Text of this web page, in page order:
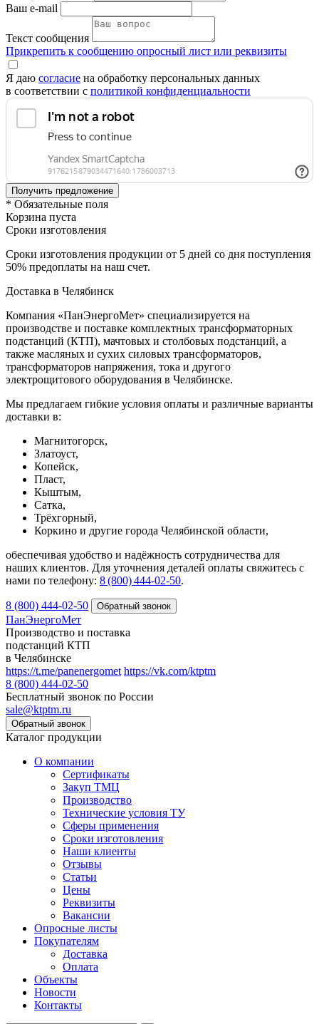
Ваш e-mail
Текст сообщения
Прикрепить к сообщению опросный лист или реквизиты
Я даю согласие на обработку персональных данных
в соответствии с политикой конфиденциальности
* Обязательные поля
Корзина пуста
Сроки изготовления
Сроки изготовления продукции от 5 дней со дня поступления
50% предоплаты на наш счет.
Доставка в Челябинск
Компания «ПанЭнергоМет» специализируется на
производстве и поставке комплектных трансформаторных
подстанций (КТП), мачтовых и столбовых подстанций, а
также масляных и сухих силовых трансформаторов,
трансформаторов напряжения, тока и другого
электрощитового оборудования в Челябинске.
Мы предлагаем гибкие условия оплаты и различные варианты
доставки в:
Магнитогорск,
Златоуст,
Копейск,
Пласт,
Кыштым,
Сатка,
Трёхгорный,
Коркино и другие города Челябинской области,
обеспечивая удобство и надёжность сотрудничества для
наших клиентов. Для уточнения деталей оплаты свяжитесь с
нами по телефону: 8 (800) 444‑02‑50.
8 (800) 444-02-50
ПанЭнергоМет
Производство и поставка
подстанций КТП
в Челябинске
https://t.me/panenergomet https://vk.com/ktptm
8 (800) 444-02-50
Бесплатный звонок по России
sale@ktptm.ru
Каталог продукции
О компании
Сертификаты
Закуп ТМЦ
Производство
Технические условия ТУ
Сферы применения
Сроки изготовления
Наши клиенты
Отзывы
Статьи
Цены
Реквизиты
Вакансии
Опросные листы
Покупателям
Доставка
Оплата
Объекты
Новости
Контакты